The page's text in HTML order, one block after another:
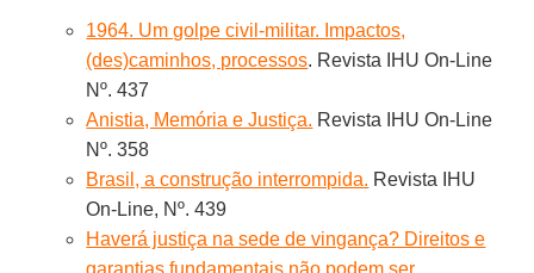
1964. Um golpe civil-militar. Impactos,
(des)caminhos, processos. Revista IHU On-Line
Nº. 437
Anistia, Memória e Justiça. Revista IHU On-Line
Nº. 358
Brasil, a construção interrompida. Revista IHU
On-Line, Nº. 439
Haverá justiça na sede de vingança? Direitos e
garantias fundamentais não podem ser